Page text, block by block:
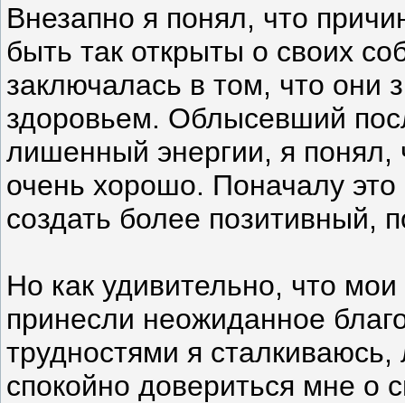
Внезапно я понял, что
быть так открыты о своих
заключалась в том, что они
здоровьем. Облысевший
лишенный энергии, я понял,
очень хорошо. Поначалу
создать более позитивный,
Но как удивительно, что
принесли неожиданное
трудностями я
спокойно довериться мне о